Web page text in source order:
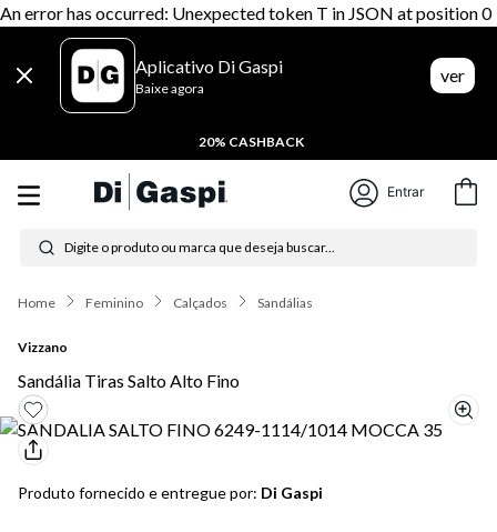
An error has occurred: Unexpected token T in JSON at position 0
Aplicativo Di Gaspi
Baixe agora
ver
20% CASHBACK
Entrar
Digite o produto ou marca que deseja buscar...
Feminino Calçados Sandálias
Vizzano
Sandália Tiras Salto Alto Fino
Produto fornecido e entregue por: Di Gaspi
Termos mais buscados
1º tênis feminino
3º moletom
4º tênis masculino
5 º bota